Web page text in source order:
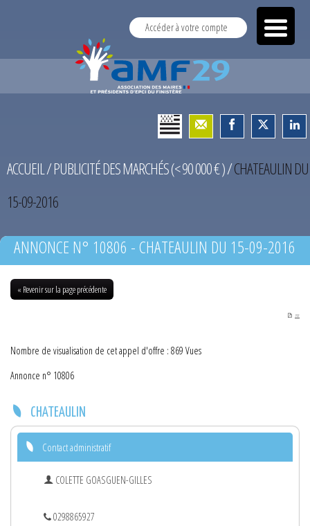
Accéder à votre compte
ACCUEIL/PUBLICITÉ DES MARCHÉS (< 90 000 € )/CHATEAULIN DU
15-09-2016
ANNONCE N° 10806 - CHATEAULIN DU 15-09-2016
« Revenir sur la page précédente
PDF
Nombre de visualisation de cet appel d'offre : 869 Vues
Annonce n° 10806
CHATEAULIN
Contact administratif
COLETTE GOASGUEN-GILLES
0298865927